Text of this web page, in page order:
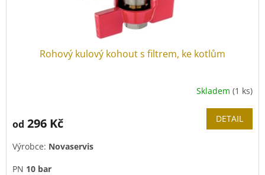
Rohový kulový kohout s filtrem, ke kotlům
Skladem (1 ks)
od 296 Kč DETAIL
Výrobce: Novaservis
PN 10 bar